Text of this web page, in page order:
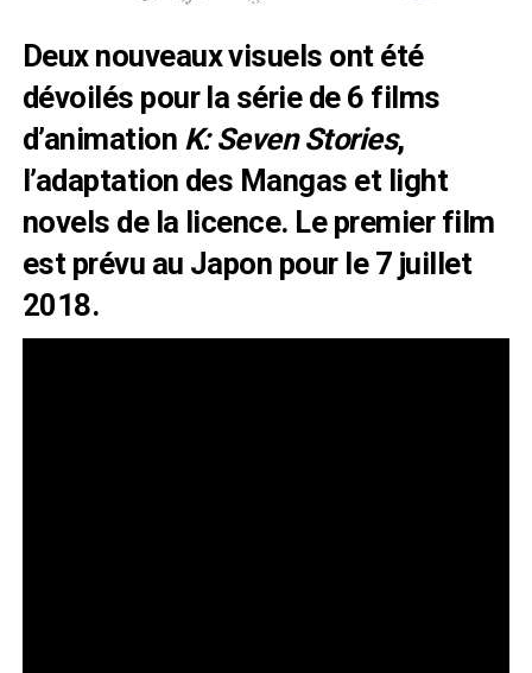
Deux nouveaux visuels ont été
dévoilés pour la série de 6 films
d’animation K: Seven Stories,
l’adaptation des Mangas et light
novels de la licence. Le premier film
est prévu au Japon pour le 7 juillet
2018.